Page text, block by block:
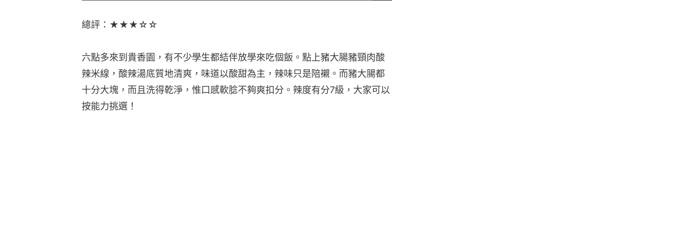
總評：★★★☆☆
六點多來到貴香園，有不少學生都結伴放學來吃個飯。點上豬大腸豬頸肉酸
辣米線，酸辣湯底質地清爽，味道以酸甜為主，辣味只是陪襯。而豬大腸都
十分大塊，而且洗得乾淨，惟口感軟腍不夠爽扣分。辣度有分7級，大家可以
按能力挑選！